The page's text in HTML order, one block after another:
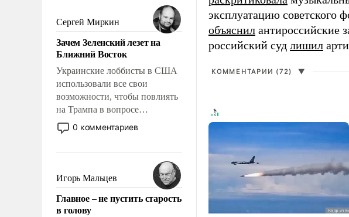
псевдонаучной фантастики,
стало всерьез обсуждаемой
идеей.
Сергей Миркин
Зачем Зеленский лезет на
Ближний Восток
Украинские лоббисты в США
использовали все свои
возможности, чтобы повлиять
на Трампа в вопросе
предоставления вооружений
своим нанимателям. Вероятно,
консультирует Киев, пришла в
голову мысль: хорошо бы
продемонстрировать, что
Украина вступила в
вооруженное противостояние
0 комментариев
Игорь Мальцев
Главное – не пустить старость
в голову
эксплуатацию советского
объяснил антироссийские
российский суд лишил
КОММЕНТАРИИ (72) ▼